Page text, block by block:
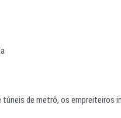
túneis de metrô, os